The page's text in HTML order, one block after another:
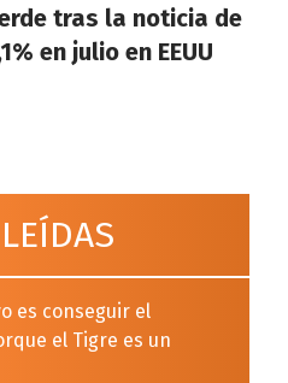
tras la noticia de
en julio en EEUU
es conseguir el
el Tigre es un